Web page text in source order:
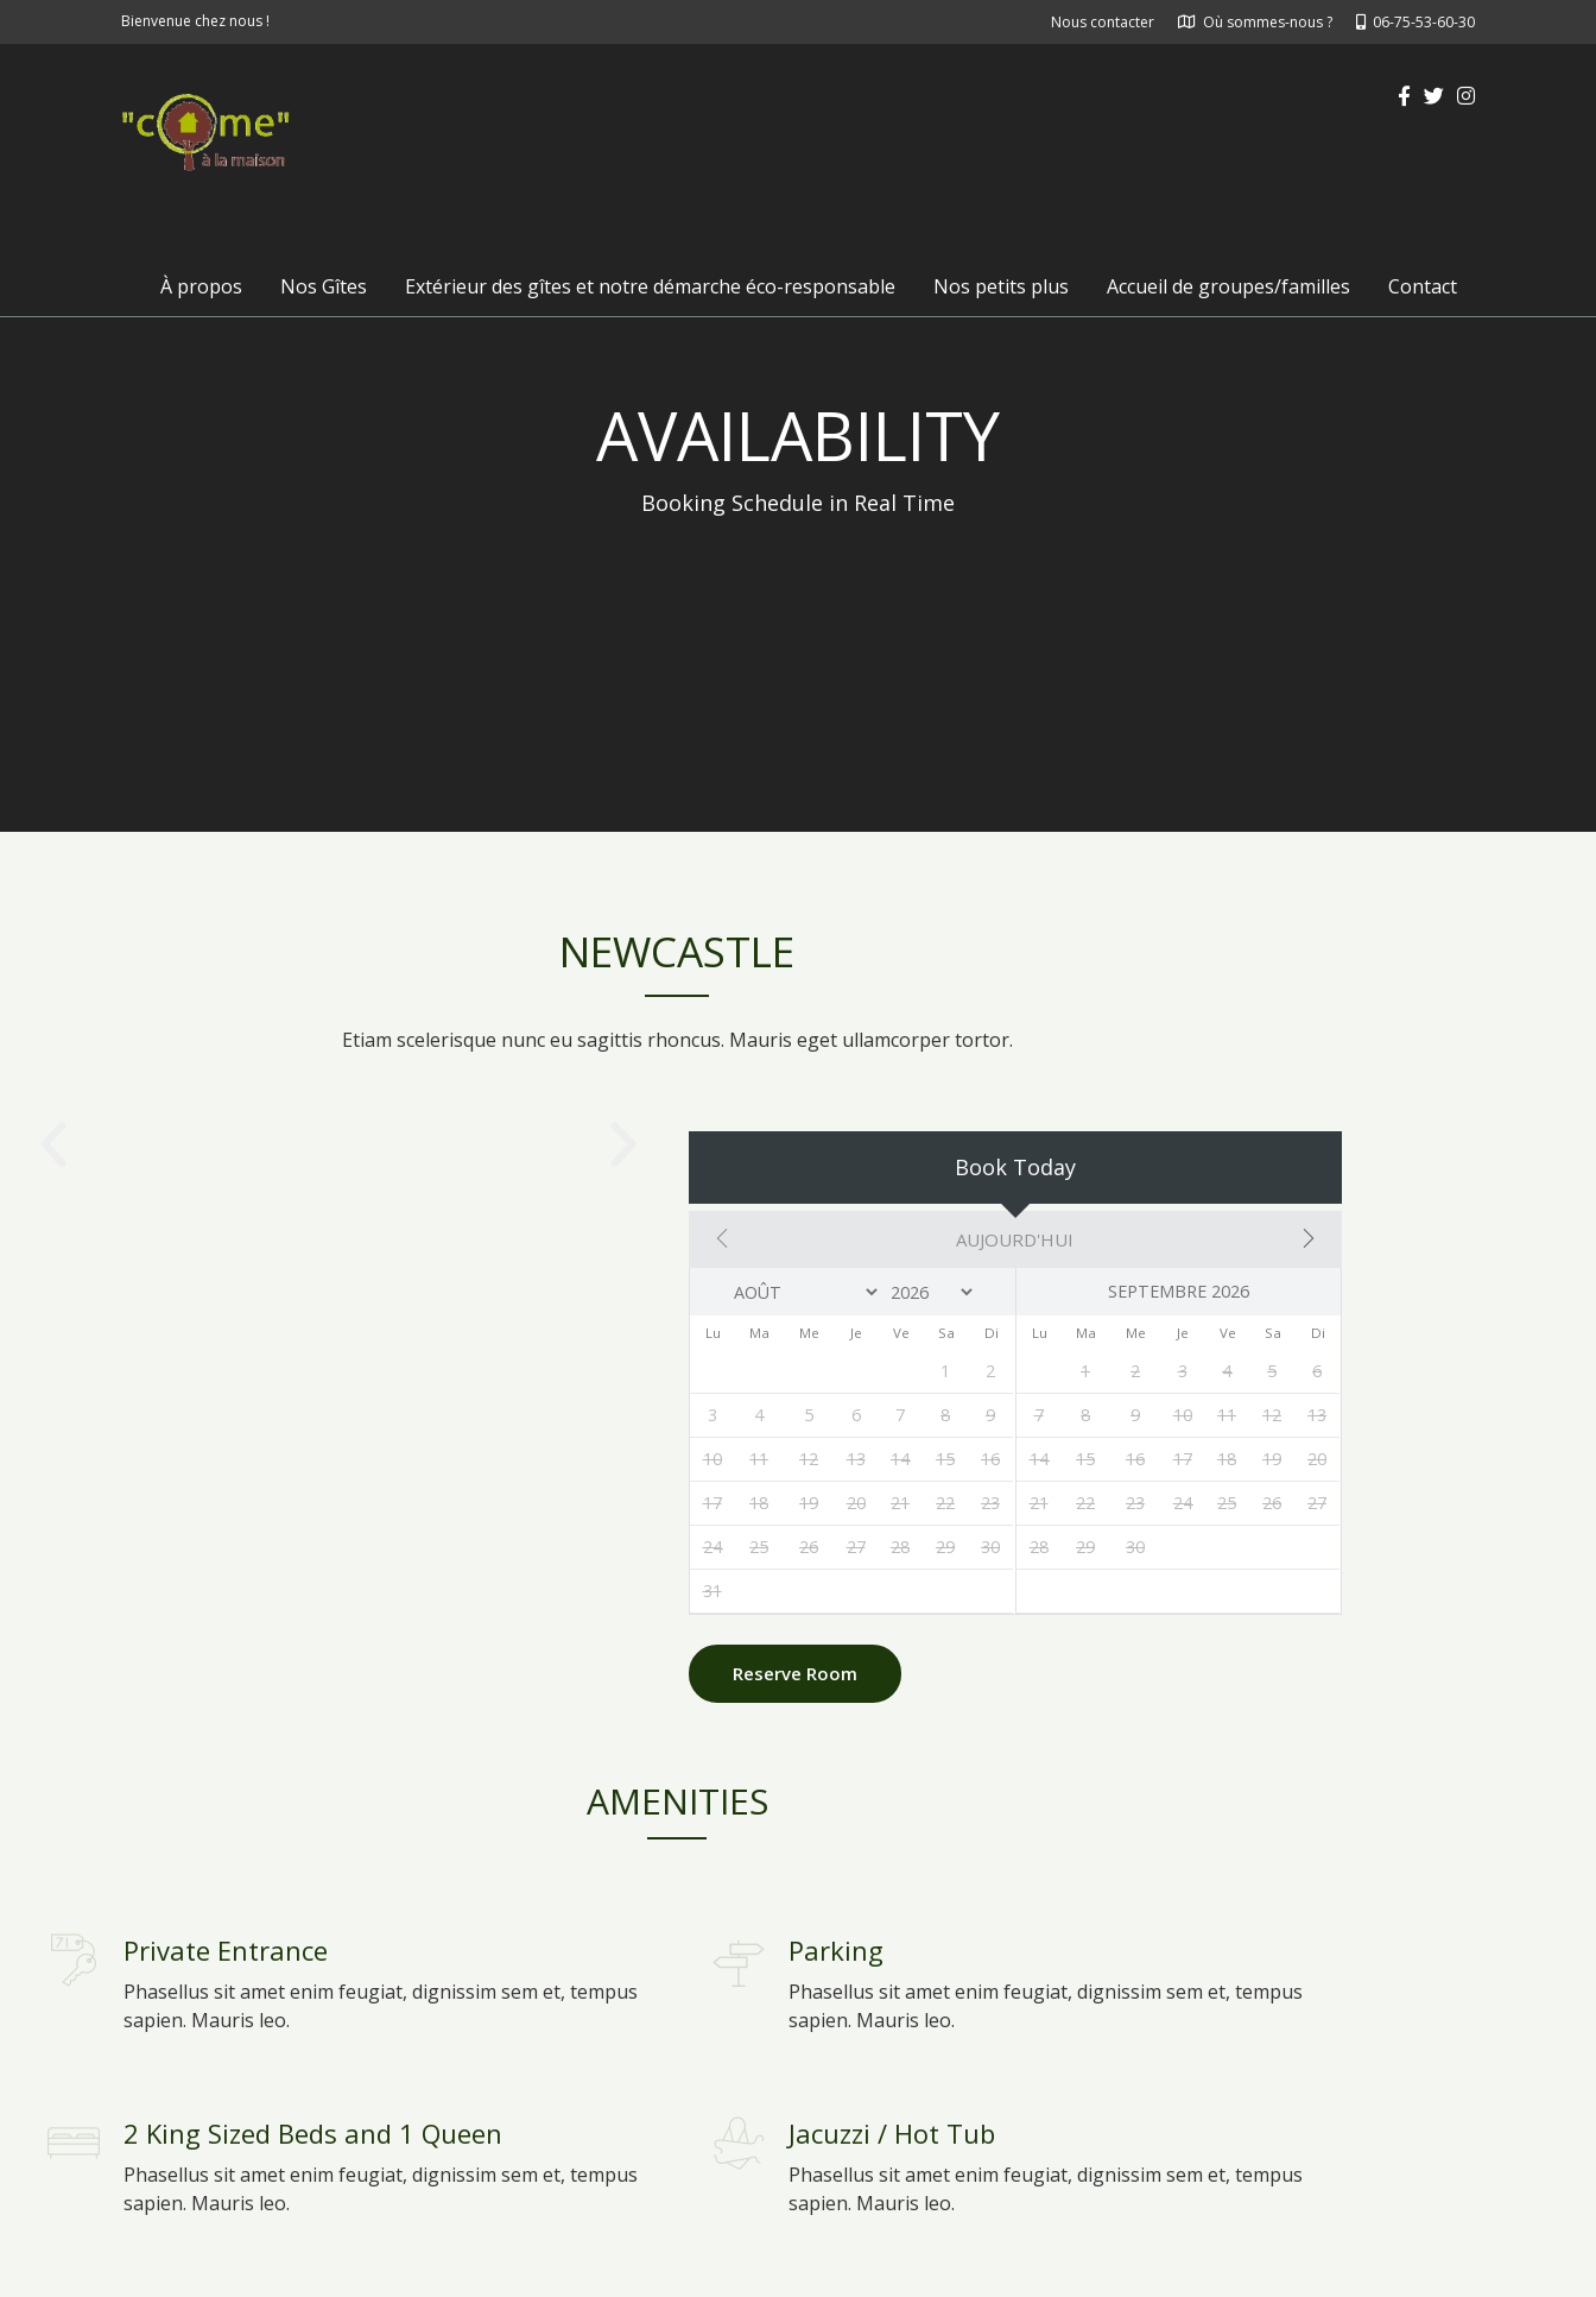
Bienvenue chez nous ! Nous contacter Où sommes-nous ? 06-75-53-60-30
À propos Nos Gîtes Extérieur des gîtes et notre démarche éco-responsable Nos petits plus Accueil de groupes/familles Contact
AVAILABILITY
Booking Schedule in Real Time
NEWCASTLE
Etiam scelerisque nunc eu sagittis rhoncus. Mauris eget ullamcorper tortor.
Book Today
AUJOURD'HUI
Lu Ma Me Je Ve Sa Di
1
2
3
4 5 6 7 8
9
10
11 12 13 14 15
16
17
18 19 20 21 22
23
24
25 26 27 28 29
30
31
SEPTEMBRE 2026
Lu Ma Me Je Ve Sa Di
1 2 3 4 5
6
7
8 9 10 11 12
13
14
15 16 17 18 19
20
21
22 23 24 25 26
27
28
29 30
Reserve Room
AMENITIES
Private Entrance
Phasellus sit amet enim feugiat, dignissim sem et, tempus
sapien. Mauris leo.
Parking
Phasellus sit amet enim feugiat, dignissim sem et, tempus
sapien. Mauris leo.
2 King Sized Beds and 1 Queen
Phasellus sit amet enim feugiat, dignissim sem et, tempus
sapien. Mauris leo.
Jacuzzi / Hot Tub
Phasellus sit amet enim feugiat, dignissim sem et, tempus
sapien. Mauris leo.